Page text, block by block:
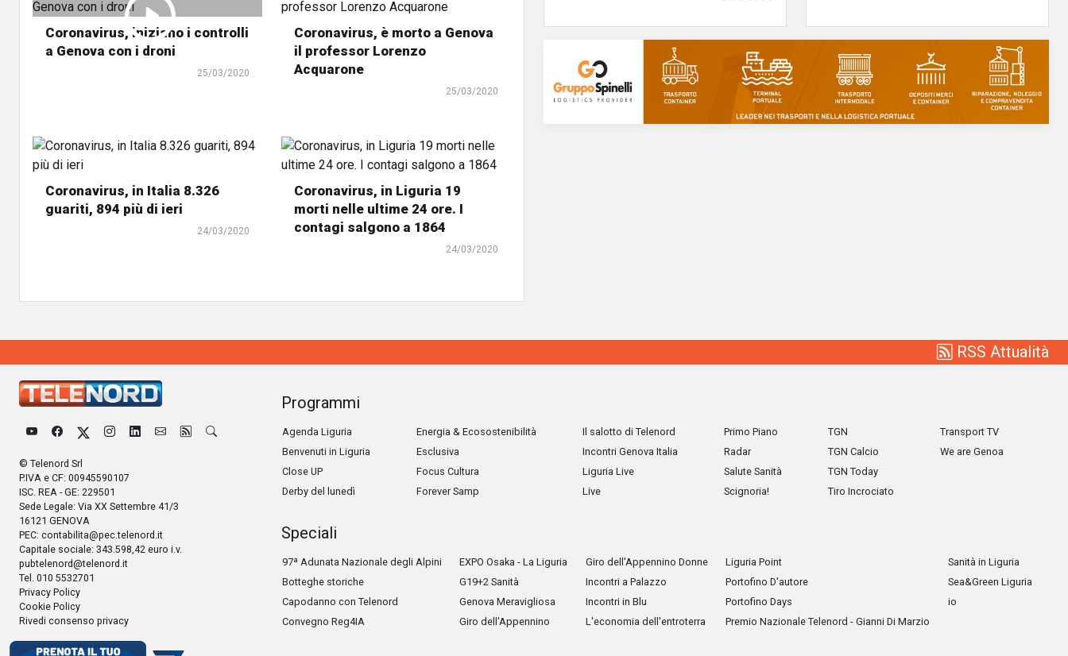
Coronavirus, iniziano i controlli
a Genova con i droni
25/03/2020
Coronavirus, è morto a Genova
il professor Lorenzo
Acquarone
25/03/2020
Coronavirus, in Italia 8.326
guariti, 894 più di ieri
24/03/2020
Coronavirus, in Liguria 19
morti nelle ultime 24 ore. I
contagi salgono a 1864
24/03/2020
RSS Attualità
© Telenord Srl
P.IVA e CF: 00945590107
ISC. REA - GE: 229501
Sede Legale: Via XX Settembre 41/3
16121 GENOVA
PEC: contabilita@pec.telenord.it
Capitale sociale: 343.598,42 euro i.v.
pubtelenord@telenord.it
Tel. 010 5532701
Privacy Policy
Cookie Policy
Rivedi consenso privacy
Programmi
Agenda Liguria
Benvenuti in Liguria
Close UP
Derby del lunedì
Energia & Ecosostenibilità
Esclusiva
Focus Cultura
Forever Samp
Il salotto di Telenord
Incontri Genova Italia
Liguria Live
Live
Primo Piano
Radar
Salute Sanità
Scignoria!
TGN
TGN Calcio
TGN Today
Tiro Incrociato
Transport TV
We are Genoa
Speciali
97ª Adunata Nazionale degli Alpini
Botteghe storiche
Capodanno con Telenord
Convegno Reg4IA
EXPO Osaka - La Liguria
G19+2 Sanità
Genova Meravigliosa
Giro dell'Appennino
Giro dell'Appennino Donne
Incontri a Palazzo
Incontri in Blu
L'economia dell'entroterra
Liguria Point
Portofino D'autore
Portofino Days
Premio Nazionale Telenord - Gianni Di Marzio
Sanità in Liguria
Sea&Green Liguria
io